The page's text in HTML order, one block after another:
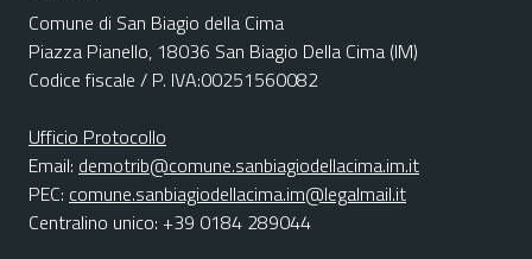
Comune di San Biagio della Cima
Piazza Pianello, 18036 San Biagio Della Cima (IM)
Codice fiscale / P. IVA:00251560082
Ufficio Protocollo
Email: demotrib@comune.sanbiagiodellacima.im.it
PEC: comune.sanbiagiodellacima.im@legalmail.it
Centralino unico: +39 0184 289044